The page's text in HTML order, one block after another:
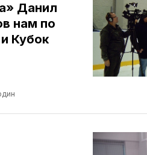
Данил
нам по
Кубок